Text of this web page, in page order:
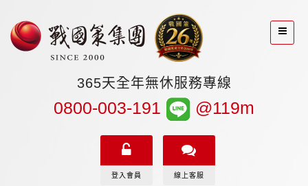
365天全年無休服務專線
0800-003-191 @119m
登入會員 線上客服